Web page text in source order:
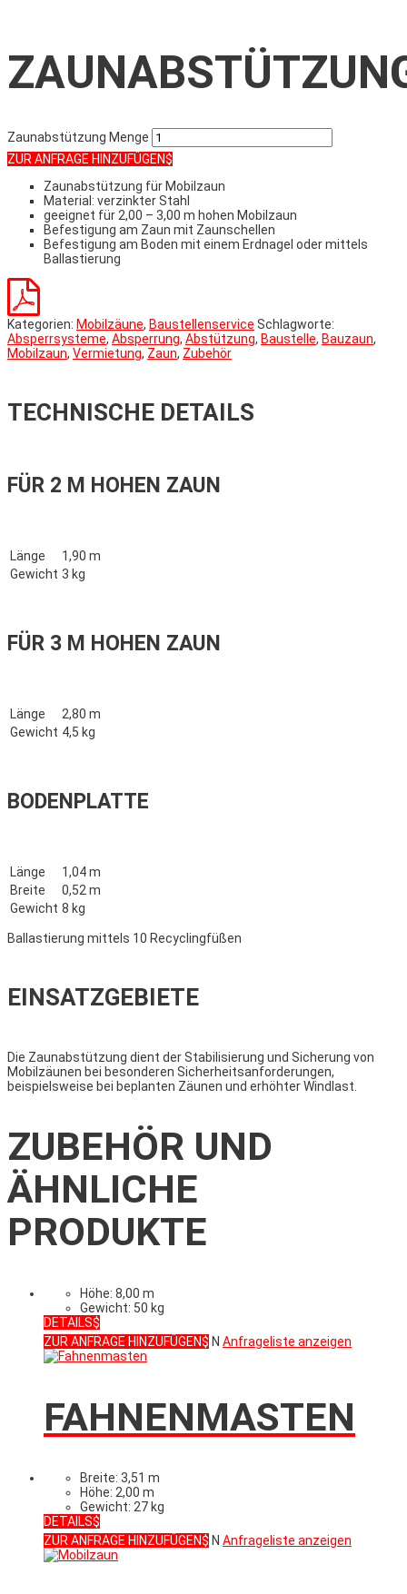
Zaunabstützung Menge
ZUR ANFRAGE HINZUFÜGEN
Zaunabstützung für Mobilzaun
Material: verzinkter Stahl
geeignet für 2,00 – 3,00 m hohen Mobilzaun
Befestigung am Zaun mit Zaunschellen
Befestigung am Boden mit einem Erdnagel oder mittels
Ballastierung
Kategorien: Mobilzäune, Baustellenservice Schlagworte:
Absperrsysteme, Absperrung, Abstützung, Baustelle, Bauzaun,
Mobilzaun, Vermietung, Zaun, Zubehör
TECHNISCHE DETAILS
FÜR 2 M HOHEN ZAUN
Länge
1,90 m
Gewicht 3 kg
FÜR 3 M HOHEN ZAUN
Länge
2,80 m
Gewicht 4,5 kg
BODENPLATTE
Länge
1,04 m
Breite
0,52 m
Gewicht 8 kg
Ballastierung mittels 10 Recyclingfüßen
EINSATZGEBIETE
Die Zaunabstützung dient der Stabilisierung und Sicherung von
Mobilzäunen bei besonderen Sicherheitsanforderungen,
beispielsweise bei beplanten Zäunen und erhöhter Windlast.
ZUBEHÖR UND
ÄHNLICHE
PRODUKTE
Höhe: 8,00 m
Gewicht: 50 kg
DETAILS
ZUR ANFRAGE HINZUFÜGEN
N Anfrageliste anzeigen
FAHNENMASTEN
Breite: 3,51 m
Höhe: 2,00 m
Gewicht: 27 kg
DETAILS
ZUR ANFRAGE HINZUFÜGEN
N Anfrageliste anzeigen